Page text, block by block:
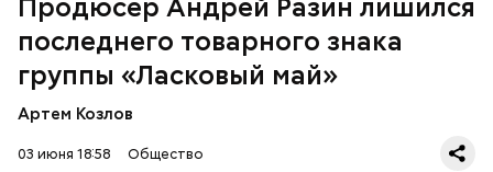
Продюсер Андрей Разин лишился
последнего товарного знака
группы «Ласковый май»
Артем Козлов
03 июня 18:58 Общество